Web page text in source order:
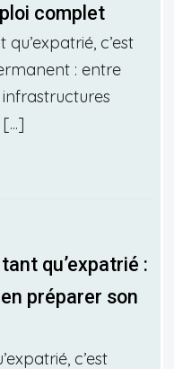
complet
c’est
: entre
qu’expatrié :
préparer son
c’est